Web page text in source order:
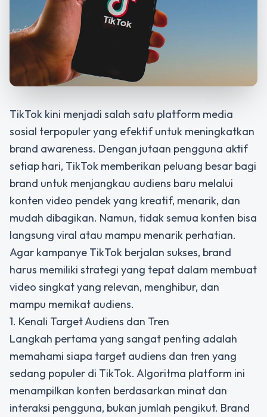
TikTok kini menjadi salah satu platform media
sosial terpopuler yang efektif untuk meningkatkan
brand awareness. Dengan jutaan pengguna aktif
setiap hari, TikTok memberikan peluang besar bagi
brand untuk menjangkau audiens baru melalui
konten video pendekyang kreatif, menarik, dan
mudah dibagikan. Namun, tidak semua konten bisa
langsung viral atau mampu menarik perhatian.
Agar kampanye TikTok berjalan sukses, brand
harus memiliki strategi yang tepat dalam membuat
video singkat yang relevan, menghibur, dan
mampu memikat audiens.
1. Kenali Target Audiens dan Tren
Langkah pertama yang sangat penting adalah
memahami siapa target audiens dan tren yang
sedang populer di TikTok. Algoritma platform ini
menampilkan konten berdasarkan minat dan
interaksi pengguna, bukan jumlah pengikut. Brand